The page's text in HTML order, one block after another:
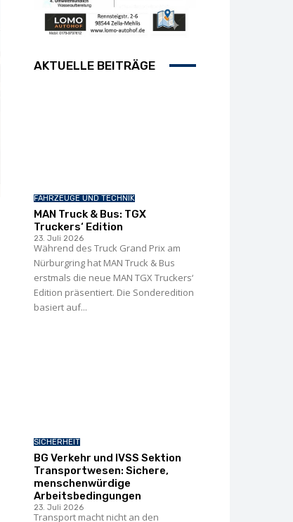
AKTUELLE BEITRÄGE
FAHRZEUGE UND TECHNIK
MAN Truck & Bus: TGX
Truckers‘ Edition
23. Juli 2026
Während des Truck Grand Prix am
Nürburgring hat MAN Truck & Bus
erstmals die neue MAN TGX Truckers‘
Edition präsentiert. Die Sonderedition
basiert auf...
SICHERHEIT
BG Verkehr und IVSS Sektion
Transportwesen: Sichere,
menschenwürdige
Arbeitsbedingungen
23. Juli 2026
Transport macht nicht an den